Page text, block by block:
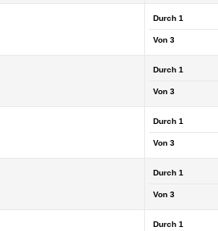
Durch 1
Von 3
Durch 1
Von 3
Durch 1
Von 3
Durch 1
Von 3
Durch 1